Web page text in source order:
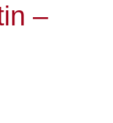
–